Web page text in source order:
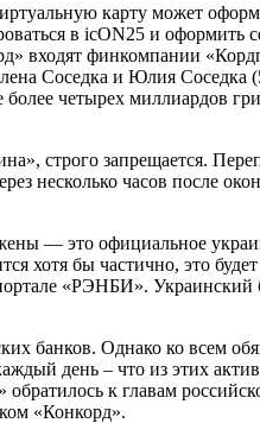
карту может
в icON25 и оформить
входят финкомпании
Соседка и Юлия Соседка
более четырех миллиардов
строго запрещается.
несколько часов после
— это официальное
хотя бы частично, это будет
«РЭНБИ». Украинский
банков. Однако ко всем
день – что из этих
обратилось к главам
«Конкорд».